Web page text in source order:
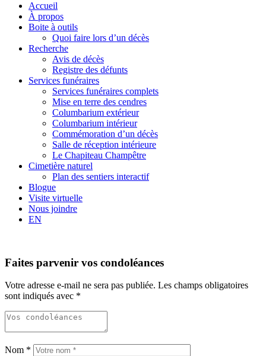
Accueil
À propos
Boite à outils
Quoi faire lors d’un décès
Recherche
Avis de décès
Registre des défunts
Services funéraires
Services funéraires complets
Mise en terre des cendres
Columbarium extérieur
Columbarium intérieur
Commémoration d’un décès
Salle de réception intérieure
Le Chapiteau Champêtre
Cimetière naturel
Plan des sentiers interactif
Blogue
Visite virtuelle
Nous joindre
EN
Faites parvenir vos condoléances
Votre adresse e-mail ne sera pas publiée. Les champs obligatoires
sont indiqués avec *
Nom *